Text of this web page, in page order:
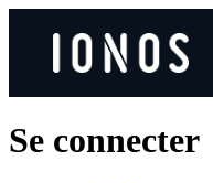
Se connecter